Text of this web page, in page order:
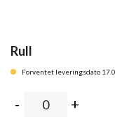
Rull
Forventet leveringsdato